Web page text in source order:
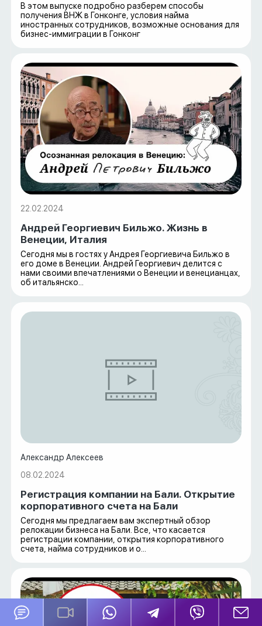
В этом выпуске подробно разберем способы
получения ВНЖ в Гонконге, условия найма
иностранных сотрудников, возможные основания для
бизнес-иммиграции в Гонконг
22.02.2024
Андрей Георгиевич Бильжо. Жизнь в
Венеции, Италия
Сегодня мы в гостях у Андрея Георгиевича Бильжо в
его доме в Венеции. Андрей Георгиевич делится с
нами своими впечатлениями о Венеции и венецианцах,
об итальянско...
Александр Алексеев
08.02.2024
Регистрация компании на Бали. Открытие
корпоративного счета на Бали
Сегодня мы предлагаем вам экспертный обзор
релокации бизнеса на Бали. Все, что касается
регистрации компании, открытия корпоративного
счета, найма сотрудников и о...